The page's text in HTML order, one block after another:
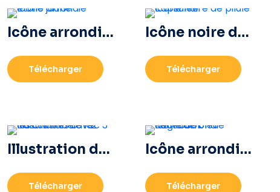
Icône arrondie étoile jaune
Télécharger
Icône noire de pilule capsulée
Télécharger
Illustration de la calculatrice avec les chiffres 0-1-2-3
Télécharger
Icône arrondie dégradé bleu Facebook
Télécharger